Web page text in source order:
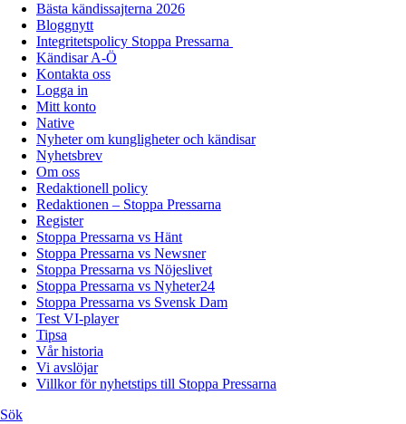
Bästa kändissajterna 2026
Bloggnytt
Integritetspolicy Stoppa Pressarna
Kändisar A-Ö
Kontakta oss
Logga in
Mitt konto
Native
Nyheter om kungligheter och kändisar
Nyhetsbrev
Om oss
Redaktionell policy
Redaktionen – Stoppa Pressarna
Register
Stoppa Pressarna vs Hänt
Stoppa Pressarna vs Newsner
Stoppa Pressarna vs Nöjeslivet
Stoppa Pressarna vs Nyheter24
Stoppa Pressarna vs Svensk Dam
Test VI-player
Tipsa
Vår historia
Vi avslöjar
Villkor för nyhetstips till Stoppa Pressarna
Sök